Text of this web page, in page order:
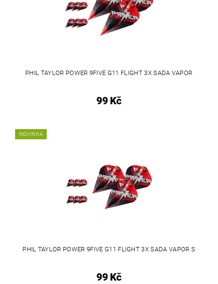
PHIL TAYLOR POWER 9FIVE G11 FLIGHT 3X SADA VAPOR
99 Kč
NOVINKA
PHIL TAYLOR POWER 9FIVE G11 FLIGHT 3X SADA VAPOR S
99 Kč